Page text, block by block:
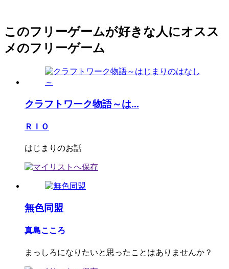
このフリーゲームが好きな人にオスス
メのフリーゲーム
クラフトワーク物語～は...
ＲＩＯ
はじまりのお話
無色同盟
真島こころ
まっしろになりたいと思ったことはありませんか？